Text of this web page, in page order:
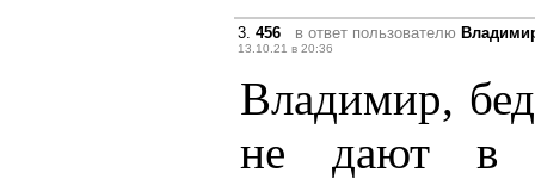
3. 456 в ответ пользователю
13.10.21 в 20:36
Владимир,
не дают в